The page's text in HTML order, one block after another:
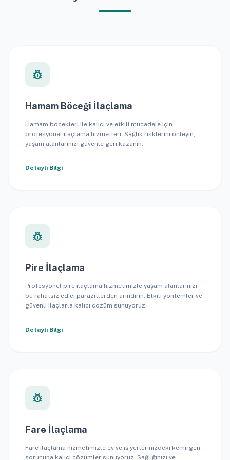
pest_control
Hamam Böceği İlaçlama
Hamam böcekleri ile kalıcı ve etkili mücadele için
profesyonel ilaçlama hizmetleri. Sağlık risklerini önleyin,
yaşam alanlarınızı güvenle geri kazanın.
Detaylı Bilgi
pest_control
Pire İlaçlama
Profesyonel pire ilaçlama hizmetimizle yaşam alanlarınızı
bu rahatsız edici parazitlerden arındırın. Etkili yöntemler ve
güvenli ilaçlarla kalıcı çözüm sunuyoruz.
Detaylı Bilgi
pest_control
Fare İlaçlama
Fare ilaçlama hizmetimizle ev ve iş yerlerinizdeki kemirgen
sorununa kalıcı çözümler sunuyoruz. Sağlığınızı ve